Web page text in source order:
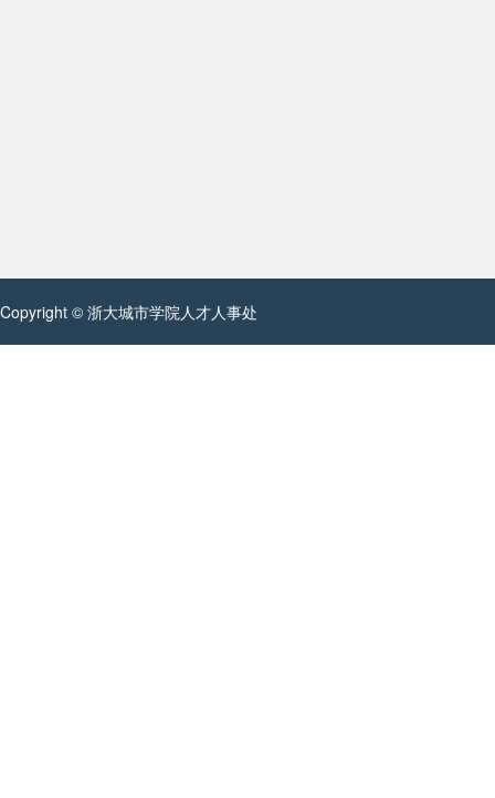
Copyright © 浙大城市学院人才人事处